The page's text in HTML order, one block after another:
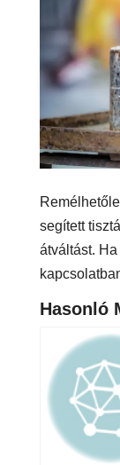
segített
átváltást.
Hasonló